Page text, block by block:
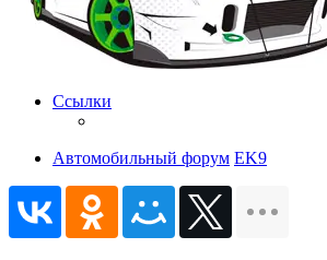
Ссылки
Автомобильный форум EK9